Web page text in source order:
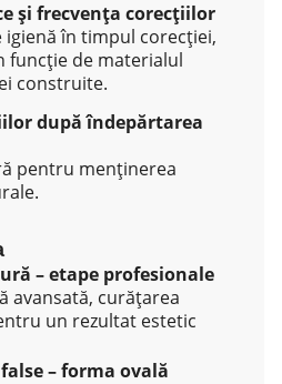
și frecvența corecțiilor
în timpul corecției,
funcție de materialul
construite.
după îndepărtarea
pentru menținerea
– etape profesionale
avansată, curățarea
un rezultat estetic
– forma ovală